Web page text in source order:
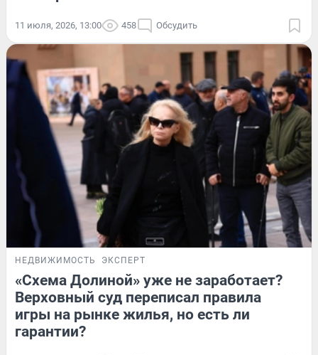
11 июля, 2026, 13:00 458 Обсудить
НЕДВИЖИМОСТЬ ЭКСПЕРТ
«Схема Долиной» уже не заработает?
Верховный суд переписал правила
игры на рынке жилья, но есть ли
гарантии?